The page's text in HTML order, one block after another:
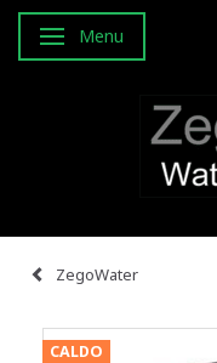
Attiva/disattiva
Menu
ZegoWater
CALDO